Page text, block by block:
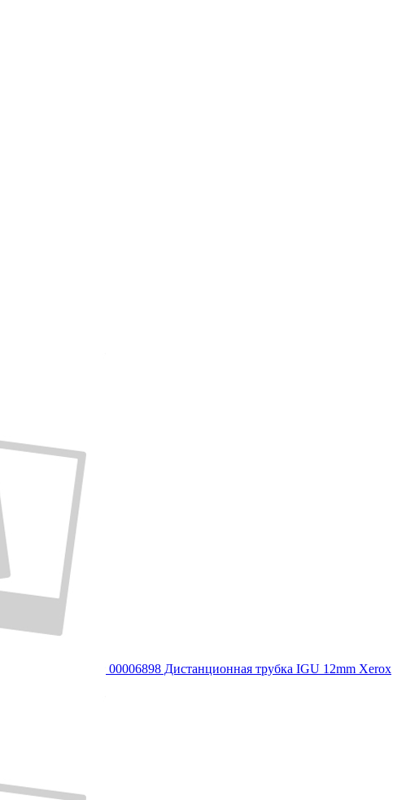
00006898 Дистанционная трубка IGU 12mm Xerox